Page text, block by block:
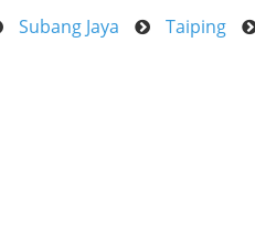
Subang Jaya Taiping